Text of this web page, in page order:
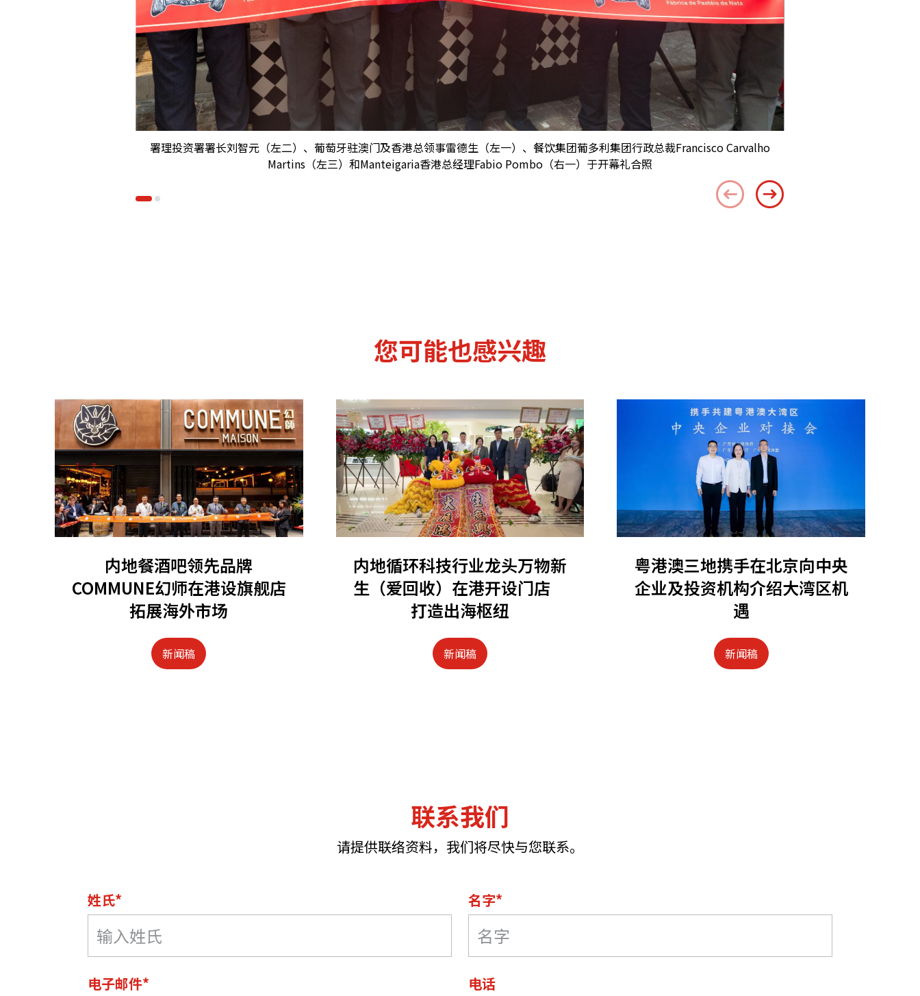
署理投资署署长刘智元（左二）、葡萄牙驻澳门及香港总领事雷德生（左一）、餐饮集团葡多利集团行政总裁Francisco Carvalho
Martins（左三）和Manteigaria香港总经理Fabio Pombo（右一）于开幕礼合照
您可能也感兴趣
内地餐酒吧领先品牌
COMMUNE幻师在港设旗舰店
拓展海外市场
新闻稿
内地循环科技行业龙头万物新
生（爱回收）在港开设门店
打造出海枢纽
新闻稿
粤港澳三地携手在北京向中央
企业及投资机构介绍大湾区机
遇
新闻稿
联系我们
请提供联络资料，我们将尽快与您联系。
姓氏* 名字*
电子邮件* 电话